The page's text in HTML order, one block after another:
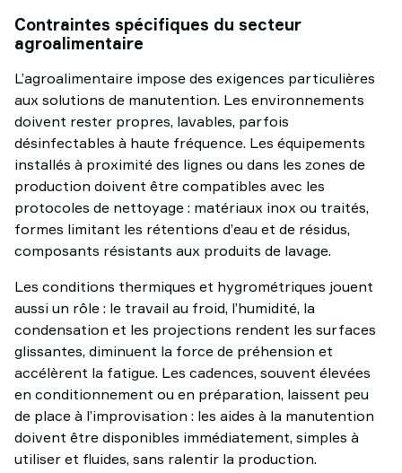
Contraintes spécifiques du secteur
agroalimentaire
L’agroalimentaire impose des exigences particulières
aux solutions de manutention. Les environnements
doivent rester propres, lavables, parfois
désinfectables à haute fréquence. Les équipements
installés à proximité des lignes ou dans les zones de
production doivent être compatibles avec les
protocoles de nettoyage : matériaux inox ou traités,
formes limitant les rétentions d’eau et de résidus,
composants résistants aux produits de lavage.
Les conditions thermiques et hygrométriques jouent
aussi un rôle : le travail au froid, l’humidité, la
condensation et les projections rendent les surfaces
glissantes, diminuent la force de préhension et
accélèrent la fatigue. Les cadences, souvent élevées
en conditionnement ou en préparation, laissent peu
de place à l’improvisation : les aides à la manutention
doivent être disponibles immédiatement, simples à
utiliser et fluides, sans ralentir la production.